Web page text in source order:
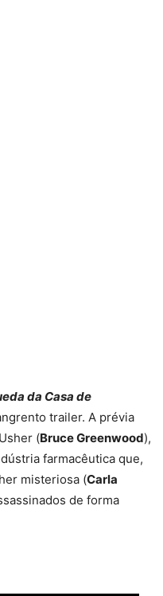
da Casa de
trailer. A prévia
(Bruce Greenwood),
farmacêutica que,
misteriosa (Carla
de forma